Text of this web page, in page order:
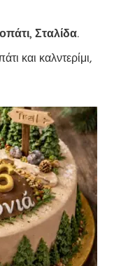
Σταλίδα.
και καλντερίμι,